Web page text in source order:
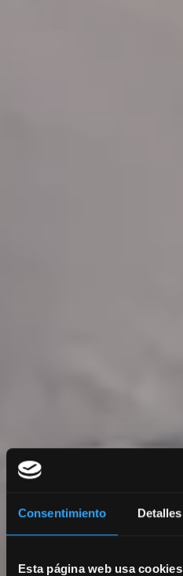
Consentimiento Detalles
Esta página web usa cookies